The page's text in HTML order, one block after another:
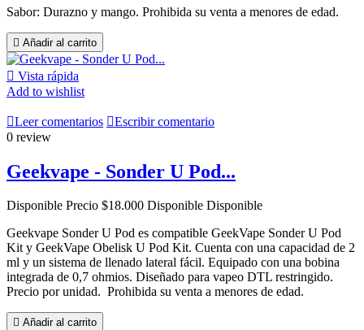
Sabor: Durazno y mango. Prohibida su venta a menores de edad.
 Añadir al carrito
 Vista rápida
Add to wishlist
Leer comentarios Escribir comentario
0 review
Geekvape - Sonder U Pod...
Disponible Precio $18.000 Disponible Disponible
Geekvape Sonder U Pod es compatible GeekVape Sonder U Pod
Kit y GeekVape Obelisk U Pod Kit. Cuenta con una capacidad de 2
ml y un sistema de llenado lateral fácil. Equipado con una bobina
integrada de 0,7 ohmios. Diseñado para vapeo DTL restringido.
Precio por unidad. Prohibida su venta a menores de edad.
 Añadir al carrito